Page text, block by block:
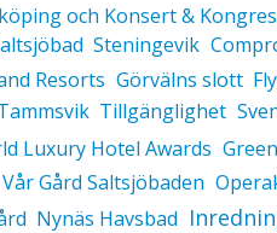
och Konsert &
Steningevik
Resorts Görvälns slott
Tillgänglighet
Luxury Hotel Awards
Vår Gård Saltsjöbaden
Nynäs Havsbad